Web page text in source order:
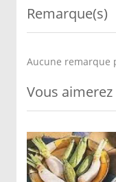
Remarque(s)
Aucune remarque
Vous aimerez